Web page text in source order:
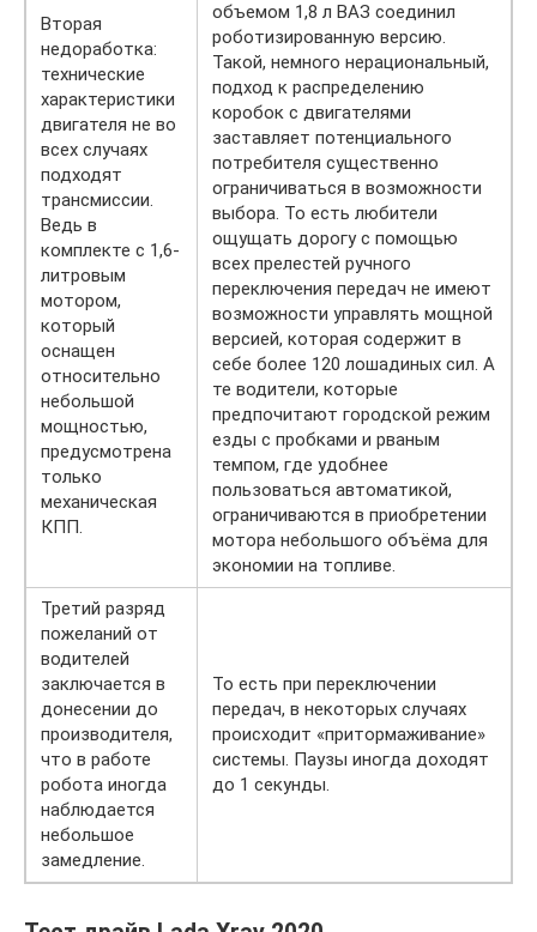
Вторая
недоработка:
технические
характеристики
двигателя не во
всех случаях
подходят
трансмиссии.
Ведь в
комплекте с 1,6-
литровым
мотором,
который
оснащен
относительно
небольшой
мощностью,
предусмотрена
только
механическая
КПП.
объемом 1,8 л ВАЗ соединил
роботизированную версию.
Такой, немного нерациональный,
подход к распределению
коробок с двигателями
заставляет потенциального
потребителя существенно
ограничиваться в возможности
выбора. То есть любители
ощущать дорогу с помощью
всех прелестей ручного
переключения передач не имеют
возможности управлять мощной
версией, которая содержит в
себе более 120 лошадиных сил. А
те водители, которые
предпочитают городской режим
езды с пробками и рваным
темпом, где удобнее
пользоваться автоматикой,
ограничиваются в приобретении
мотора небольшого объёма для
экономии на топливе.
Третий разряд
пожеланий от
водителей
заключается в
донесении до
производителя,
что в работе
робота иногда
наблюдается
небольшое
замедление.
То есть при переключении
передач, в некоторых случаях
происходит «притормаживание»
системы. Паузы иногда доходят
до 1 секунды.